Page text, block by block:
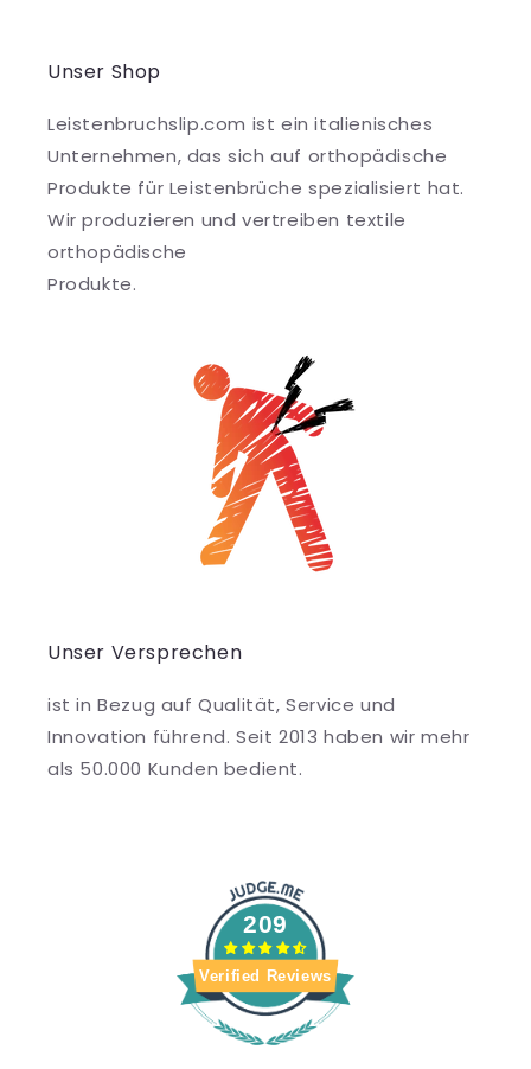
Unser Shop
Leistenbruchslip.com ist ein italienisches
Unternehmen, das sich auf orthopädische
Produkte für Leistenbrüche spezialisiert hat.
Wir produzieren und vertreiben textile
orthopädische
Produkte.
Unser Versprechen
ist in Bezug auf Qualität, Service und
Innovation führend. Seit 2013 haben wir mehr
als 50.000 Kunden bedient.
209
Verified Reviews